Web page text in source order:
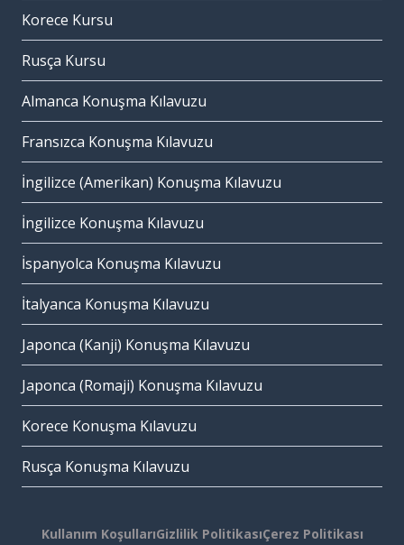
Korece Kursu
Rusça Kursu
Almanca Konuşma Kılavuzu
Fransızca Konuşma Kılavuzu
İngilizce (Amerikan) Konuşma Kılavuzu
İngilizce Konuşma Kılavuzu
İspanyolca Konuşma Kılavuzu
İtalyanca Konuşma Kılavuzu
Japonca (Kanji) Konuşma Kılavuzu
Japonca (Romaji) Konuşma Kılavuzu
Korece Konuşma Kılavuzu
Rusça Konuşma Kılavuzu
Kullanım KoşullarıGizlilik PolitikasıÇerez Politikası